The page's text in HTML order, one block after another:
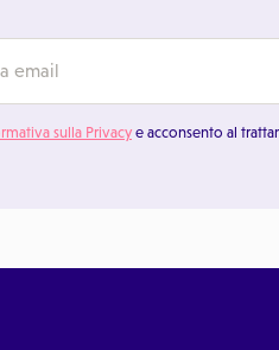
sulla Privacye acconsento al